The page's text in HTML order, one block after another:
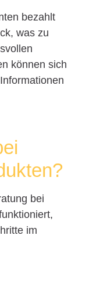
bezahlt
was zu
können sich
bei
im